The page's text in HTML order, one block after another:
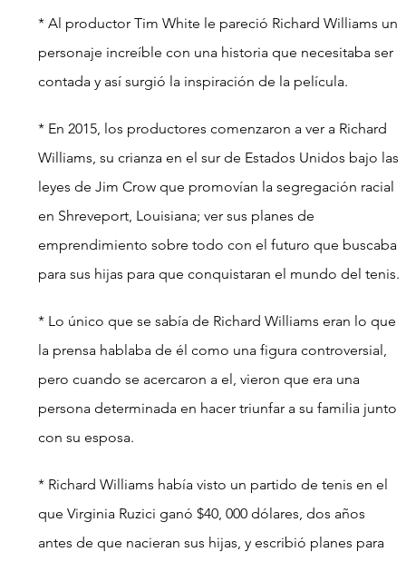
* Al productor Tim White le pareció Richard Williams un
personaje increíble con una historia que necesitaba ser
contada y así surgió la inspiración de la película.
* En 2015, los productores comenzaron a ver a Richard
Williams, su crianza en el sur de Estados Unidos bajo las
leyes de Jim Crow que promovían la segregación racial
en Shreveport, Louisiana; ver sus planes de
emprendimiento sobre todo con el futuro que buscaba
para sus hijas para que conquistaran el mundo del tenis.
* Lo único que se sabía de Richard Williams eran lo que
la prensa hablaba de él como una figura controversial,
pero cuando se acercaron a el, vieron que era una
persona determinada en hacer triunfar a su familia junto
con su esposa.
* Richard Williams había visto un partido de tenis en el
que Virginia Ruzici ganó $40, 000 dólares, dos años
antes de que nacieran sus hijas, y escribió planes para